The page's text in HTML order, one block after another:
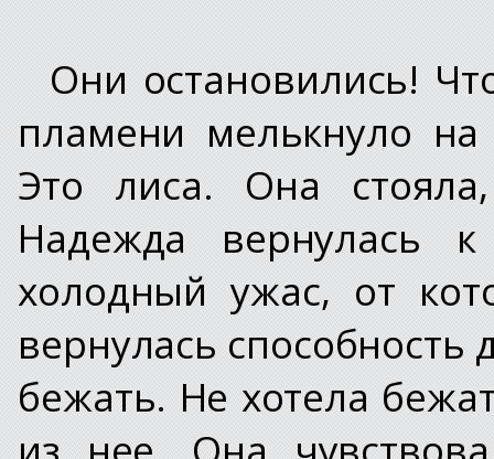
Они остановились!
пламени мелькнуло
Это лиса. Она
Надежда вернулась
холодный ужас, от
вернулась способность
бежать. Не хотела